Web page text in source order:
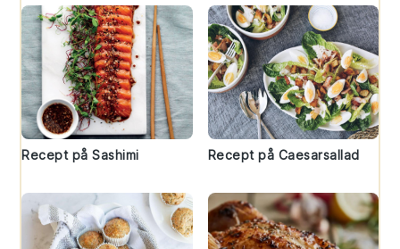
Recept på Sashimi Recept på Caesarsallad